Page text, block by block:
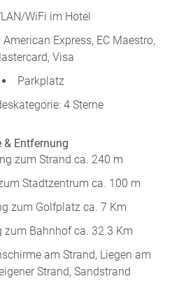
WiFi im Hotel
Express, EC Maestro,
Visa
Parkplatz
4 Sterne
& Entfernung
zum Strand ca. 240 m
Stadtzentrum ca. 100 m
zum Golfplatz ca. 7 Km
zum Bahnhof ca. 32.3 Km
am Strand, Liegen am
Strand, Sandstrand